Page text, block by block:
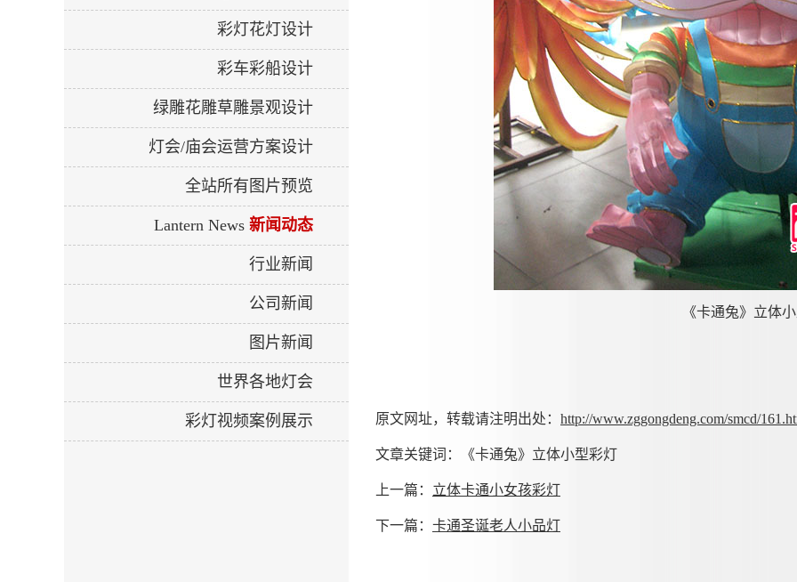
《卡通兔》立体
原文网址，转载请注明出处： http://www.zggongdeng.com/smcd/
文章关键词：《卡通兔》立体小型彩灯
上一篇： 立体卡通小女孩彩灯
下一篇： 卡通圣诞老人小品灯
彩灯花灯设计
彩车彩船设计
绿雕花雕草雕景观设计
灯会/庙会运营方案设计
全站所有图片预览
Lantern News 新闻动态
行业新闻
公司新闻
图片新闻
世界各地灯会
彩灯视频案例展示